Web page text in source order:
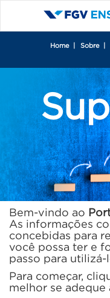
Home Sobre
Bem-vindo ao
As informações
concebidas para
você possa ter e
passo para utilizá-
Para começar,
melhor se adeque